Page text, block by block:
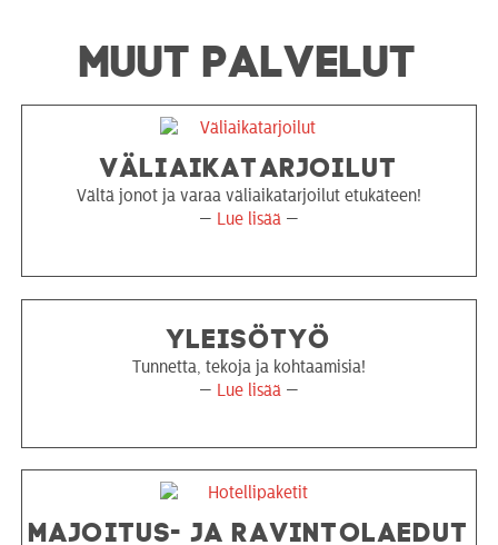
MUUT PALVELUT
VÄLIAIKA­TARJOILUT
Vältä jonot ja varaa väliaikatarjoilut etukäteen!
— Lue lisää —
YLEISÖTYÖ
Tunnetta, tekoja ja kohtaamisia!
— Lue lisää —
MAJOITUS- JA RAVINTOLAEDUT